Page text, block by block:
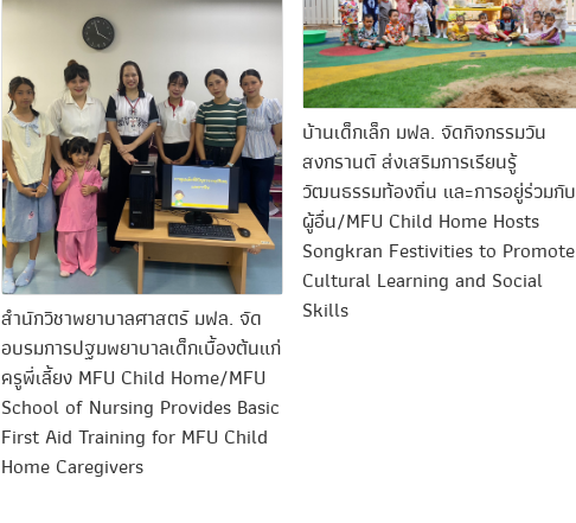
สำนักวิชาพยาบาลศาสตร์ มฟล. จัด
อบรมการปฐมพยาบาลเด็กเบื้องต้นแก่
ครูพี่เลี้ยง MFU Child Home/MFU
School of Nursing Provides Basic
First Aid Training for MFU Child
Home Caregivers
บ้านเด็กเล็ก มฟล. จัดกิจกรรมวัน
สงกรานต์ ส่งเสริมการเรียนรู้
วัฒนธรรมท้องถิ่น และการอยู่ร่วมกับ
ผู้อื่น/MFU Child Home Hosts
Songkran Festivities to Promote
Cultural Learning and Social
Skills